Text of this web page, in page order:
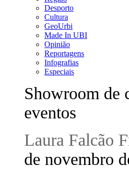
Desporto
Cultura
GeoUrbi
Made In UBI
Opinião
Reportagens
Infografias
Especiais
Showroom de
eventos
Laura Falcão
de novembro